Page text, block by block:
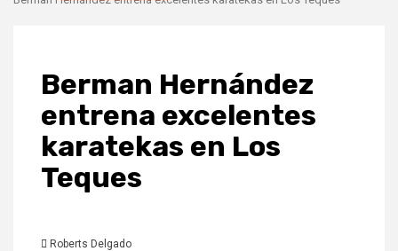
Berman Hernández
entrena excelentes
karatekas en Los
Teques
Roberts Delgado